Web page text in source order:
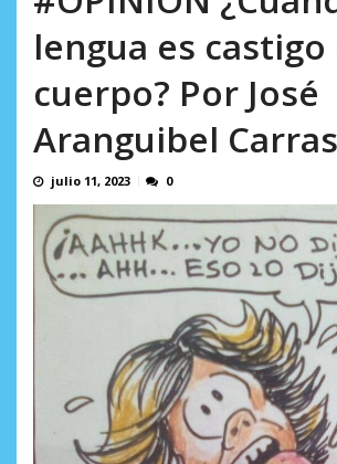
lengua es castigo
cuerpo? Por José
Aranguibel
julio 11, 2023 0